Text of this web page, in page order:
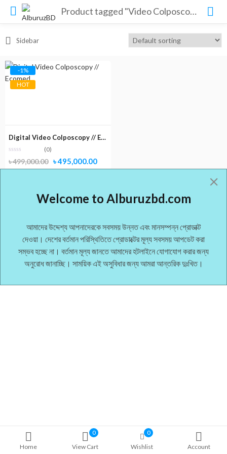
Product tagged "Video Colposcopy Price in Dhaka"
Home
0
View Cart
0
Wishlist
Account
Sidebar
-1%
HOT
Digital Video Colposcopy // Ecomed
(0)
৳499,000.00 Original
৳ 499,000.00.
৳495,000.00Current
৳ 495,000.00.
Welcome to Alburuzbd.com
আমাদের উদ্দেশ্য আপনাদেরকে সবসময় উন্নত এবং মানসম্পন্ন প্রোডাক্ট
দেওয়া। দেশের বর্তমান পরিস্থিতিতে প্রোডাক্টের মূল্য সবসময় আপডেট করা
সম্ভব হচ্ছে না। বর্তমান মূল্য জানতে আমাদের হটলাইনে যোগাযোগ করার জন্য
অনুরোধ জানাচ্ছি। সাময়িক এই অসুবিধার জন্য আমরা আন্তরিক দুঃখিত।